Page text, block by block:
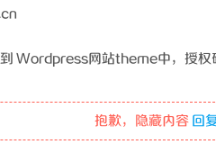
Wordpress网站theme中，授权
抱歉，隐藏内容 回